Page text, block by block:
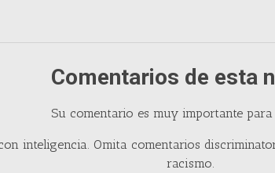
Comentarios de esta
Su comentario es muy importante
inteligencia. Omita comentarios
racismo.